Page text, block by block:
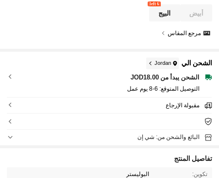
أبيض البيج
6 left
مرجع المقاس
الشحن الي Jordan
الشحن يبدأ من JOD18.00
التوصيل المتوقع: 6-8 يوم عمل
مقبولة الإرجاع
البائع والشحن من: شي إن
تفاصيل المنتج
تكوين: البوليستر